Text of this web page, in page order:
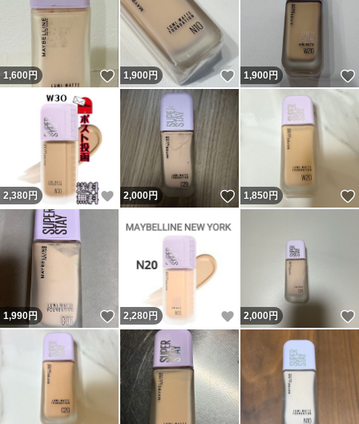
1,600円 いいね！
1,900円 いいね！
1,900円
2,380 円 いいね！
2,000円 いいね！
1,850円
1,990円 いいね！
2,280 円 いいね！
2,000円